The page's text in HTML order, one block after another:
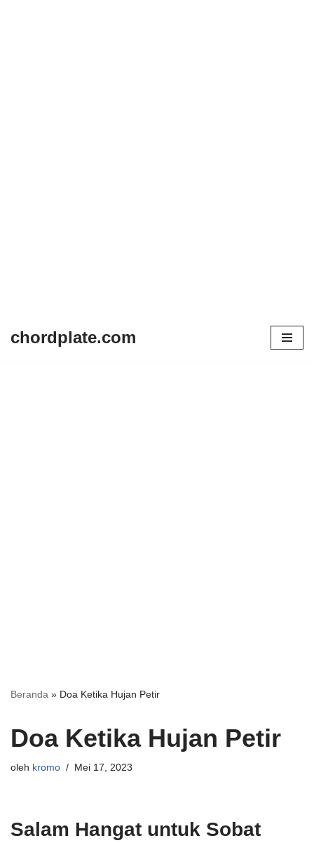
chordplate.com
Beranda » Doa Ketika Hujan Petir
Doa Ketika Hujan Petir
oleh kromo Mei 17, 2023
Salam Hangat untuk Sobat